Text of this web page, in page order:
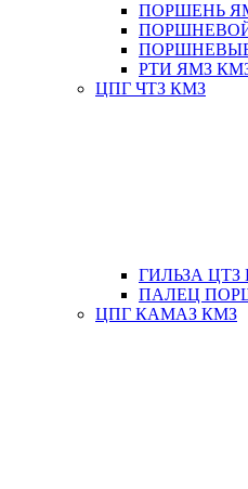
ПОРШЕНЬ
РТИ ЯМЗ
ЦПГ ЧТЗ КМЗ
ГИЛЬЗА ЦТЗ
ПАЛЕЦ
ЦПГ КАМАЗ КМЗ